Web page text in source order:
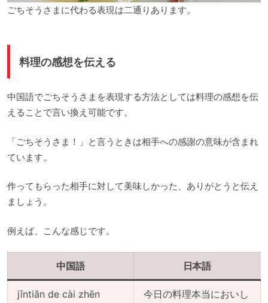
ごちそうさまに代わる表現は二通りあります。
料理の感想を伝える
中国語でごちそうさまを表現する方法としては料理の感想を伝
えることで言い換え可能です。
「ごちそうさま！」と言うときは相手への感謝の意味が含まれ
ています。
作ってもらった相手に対して美味しかった、ありがとうと伝え
ましょう。
例えば、こんな感じです。
中国語 日本語
jīntiān de cài zhēn 今日の料理本当においし